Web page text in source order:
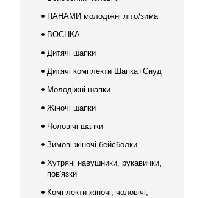
ПАНАМИ молодіжні літо/зима
ВОЄНКА
Дитячі шапки
Дитячі комплекти Шапка+Снуд
Молодіжні шапки
Жіночі шапки
Чоловічі шапки
Зимові жіночі бейсболки
Хутряні навушники, рукавички,
пов'язки
Комплекти жіночі, чоловічі,